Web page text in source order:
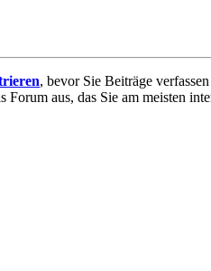
, bevor Sie Beiträge
aus, das Sie am meisten